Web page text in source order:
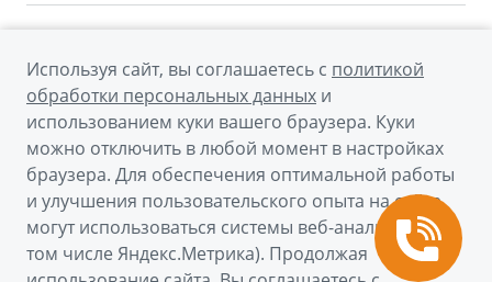
MONJARO
Архивные модели
Новости
Наша команда
Правовая информация
Контакты
Мы в соцсетях
© 2026
Официальный сайт Geely в России
Используя сайт, вы соглашаетесь с политикой
обработки персональных данных и
использованием куки вашего браузера. Куки
можно отключить в любой момент в настройках
браузера. Для обеспечения оптимальной работы
и улучшения пользовательского опыта на сайте
могут использоваться системы веб-аналитики (в
том числе Яндекс.Метрика). Продолжая